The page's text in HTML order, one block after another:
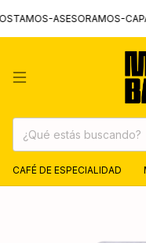
ASESORAMOS-
CAFÉ DE ESPECIALIDAD